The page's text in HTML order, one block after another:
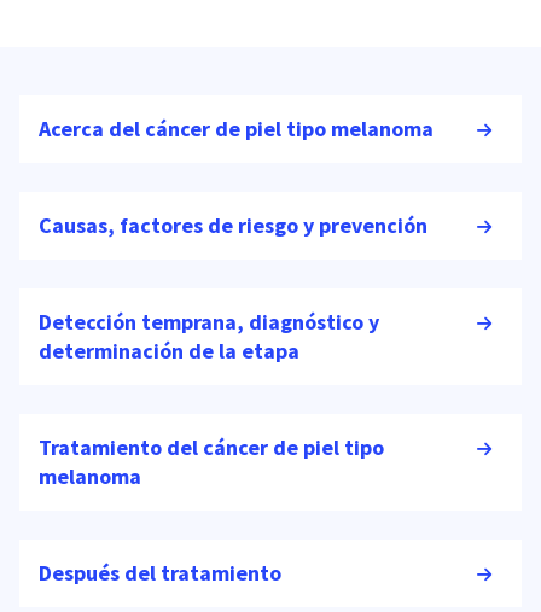
Acerca del cáncer de piel tipo melanoma
Causas, factores de riesgo y prevención
Detección temprana, diagnóstico y
determinación de la etapa
Tratamiento del cáncer de piel tipo
melanoma
Después del tratamiento